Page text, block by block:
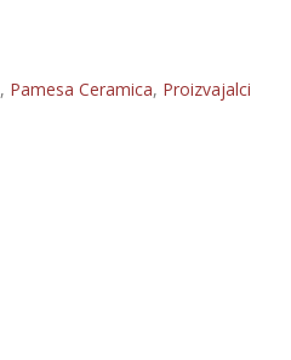
, Pamesa Ceramica, Proizvajalci